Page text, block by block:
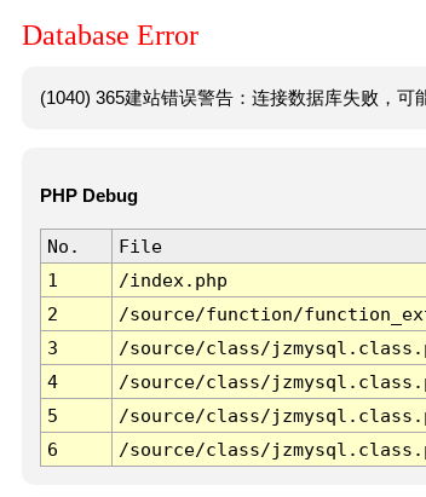
Database Error
(1040) 365建站错误警告：连接数据库失败，可
PHP Debug
No. File
1
/index.php
2
/source/function/
3
/source/class/
4
/source/class/
5
/source/class/
6
/source/class/